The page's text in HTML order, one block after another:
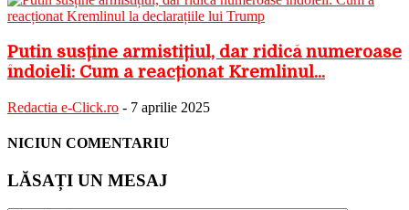
Putin susține armistițiul, dar ridică numeroase
îndoieli: Cum a reacționat Kremlinul...
Redactia e-Click.ro - 7 aprilie 2025
NICIUN COMENTARIU
LĂSAȚI UN MESAJ